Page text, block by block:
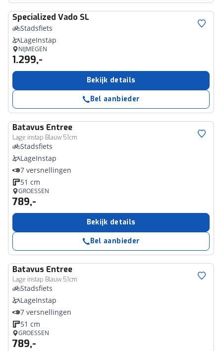
Specialized Vado SL
Stadsfiets
LageInstap
NIJMEGEN
1.299,-
Bekijk details
Bel aanbieder
Batavus Entree
Lage instap Blauw 51cm
Stadsfiets
LageInstap
7 versnellingen
51 cm
GROESSEN
789,-
Bekijk details
Bel aanbieder
Batavus Entree
Lage instap Blauw 51cm
Stadsfiets
LageInstap
7 versnellingen
51 cm
GROESSEN
789,-